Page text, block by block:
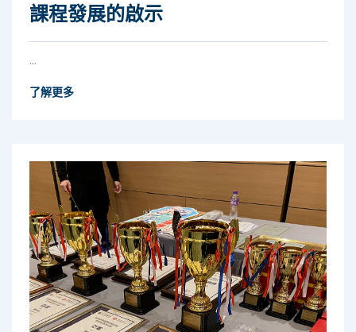
課程發展的啟示
...
了解更多